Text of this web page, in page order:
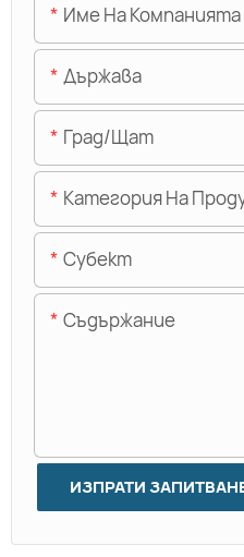
Име На Компанията
Държава
Град/щат
Категория На
Субект
Съдържание
ИЗПРАТИ